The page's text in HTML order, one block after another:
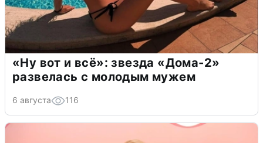
«Ну вот и всё»: звезда «Дома-2»
развелась с молодым мужем
6 августа 116